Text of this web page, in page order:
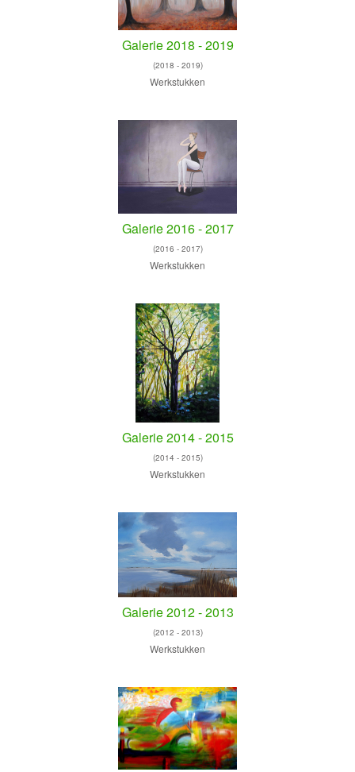
Galerie 2018 - 2019
(2018 - 2019)
Werkstukken
Galerie 2016 - 2017
(2016 - 2017)
Werkstukken
Galerie 2014 - 2015
(2014 - 2015)
Werkstukken
Galerie 2012 - 2013
(2012 - 2013)
Werkstukken